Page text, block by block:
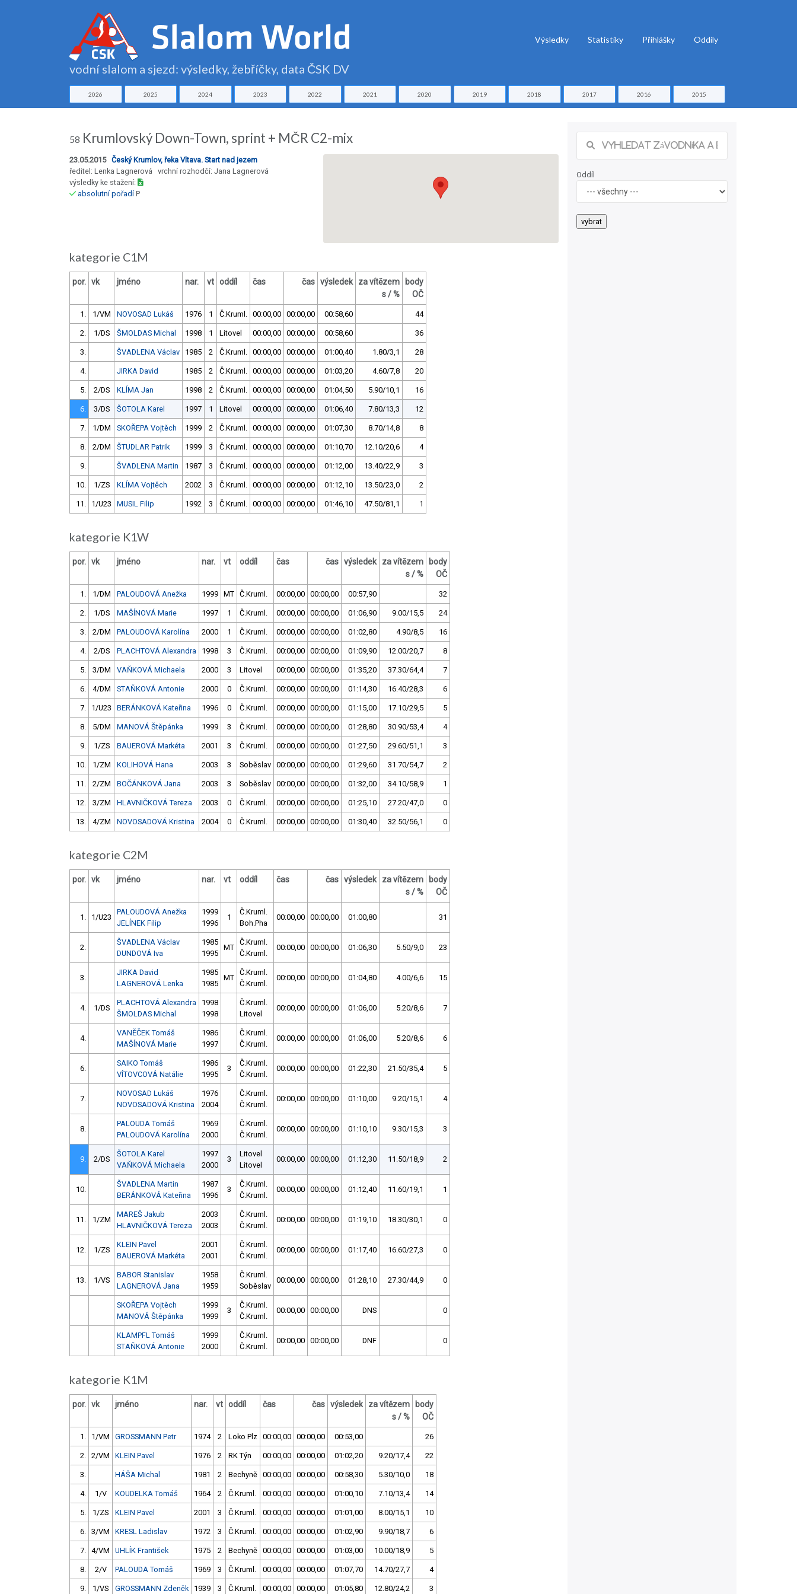
vodní slalom a sjezd: výsledky, žebříčky, data ČSK DV
Výsledky Statistiky Přihlášky Oddíly
2026 2025 2024 2023 2022 2021 2020 2019 2018 2017 2016 2015
58 Krumlovský Down-Town, sprint + MČR C2-mix
23.05.2015 Český Krumlov, řeka Vltava. Start nad jezem
ředitel: Lenka Lagnerová vrchní rozhodčí: Jana Lagnerová
výsledky ke stažení:
absolutní pořadíP
kategorie C1M
por. vk jméno nar. vt oddíl čas čas výsledek
za vítězem
s / %
body
OČ
1. 1/VM NOVOSAD Lukáš 1976 1 Č.Kruml. 00:00,00 00:00,00 00:58,60 44
2. 1/DS ŠMOLDAS Michal 1998 1 Litovel 00:00,00 00:00,00 00:58,60 36
3. ŠVADLENA Václav 1985 2 Č.Kruml. 00:00,00 00:00,00 01:00,40 1.80/3,1 28
4. JIRKA David 1985 2 Č.Kruml. 00:00,00 00:00,00 01:03,20 4.60/7,8 20
5. 2/DS KLÍMA Jan 1998 2 Č.Kruml. 00:00,00 00:00,00 01:04,50 5.90/10,1 16
6. 3/DS ŠOTOLA Karel 1997 1 Litovel 00:00,00 00:00,00 01:06,40 7.80/13,3 12
7. 1/DM SKOŘEPA Vojtěch 1999 2 Č.Kruml. 00:00,00 00:00,00 01:07,30 8.70/14,8 8
8. 2/DM ŠTUDLAR Patrik 1999 3 Č.Kruml. 00:00,00 00:00,00 01:10,70 12.10/20,6 4
9. ŠVADLENA Martin 1987 3 Č.Kruml. 00:00,00 00:00,00 01:12,00 13.40/22,9 3
10. 1/ZS KLÍMA Vojtěch 2002 3 Č.Kruml. 00:00,00 00:00,00 01:12,10 13.50/23,0 2
11. 1/U23 MUSIL Filip 1992 3 Č.Kruml. 00:00,00 00:00,00 01:46,10 47.50/81,1 1
kategorie K1W
por. vk jméno nar. vt oddíl čas čas výsledek
za vítězem
s / %
body
OČ
1. 1/DM PALOUDOVÁ Anežka 1999 MT Č.Kruml. 00:00,00 00:00,00 00:57,90 32
2. 1/DS MAŠÍNOVÁ Marie 1997 1 Č.Kruml. 00:00,00 00:00,00 01:06,90 9.00/15,5 24
3. 2/DM PALOUDOVÁ Karolína 2000 1 Č.Kruml. 00:00,00 00:00,00 01:02,80 4.90/8,5 16
4. 2/DS PLACHTOVÁ Alexandra 1998 3 Č.Kruml. 00:00,00 00:00,00 01:09,90 12.00/20,7 8
5. 3/DM VAŇKOVÁ Michaela 2000 3 Litovel 00:00,00 00:00,00 01:35,20 37.30/64,4 7
6. 4/DM STAŇKOVÁ Antonie 2000 0 Č.Kruml. 00:00,00 00:00,00 01:14,30 16.40/28,3 6
7. 1/U23 BERÁNKOVÁ Kateřina 1996 0 Č.Kruml. 00:00,00 00:00,00 01:15,00 17.10/29,5 5
8. 5/DM MANOVÁ Štěpánka 1999 3 Č.Kruml. 00:00,00 00:00,00 01:28,80 30.90/53,4 4
9. 1/ZS BAUEROVÁ Markéta 2001 3 Č.Kruml. 00:00,00 00:00,00 01:27,50 29.60/51,1 3
10. 1/ZM KOLIHOVÁ Hana 2003 3 Soběslav 00:00,00 00:00,00 01:29,60 31.70/54,7 2
11. 2/ZM BOČÁNKOVÁ Jana 2003 3 Soběslav 00:00,00 00:00,00 01:32,00 34.10/58,9 1
12. 3/ZM HLAVNIČKOVÁ Tereza 2003 0 Č.Kruml. 00:00,00 00:00,00 01:25,10 27.20/47,0 0
13. 4/ZM NOVOSADOVÁ Kristina 2004 0 Č.Kruml. 00:00,00 00:00,00 01:30,40 32.50/56,1 0
kategorie C2M
por. vk jméno nar. vt oddíl čas čas výsledek
za vítězem
s / %
body
OČ
1. 1/U23
PALOUDOVÁ Anežka
JELÍNEK Filip
1999
1996
1
Č.Kruml.
Boh.Pha
00:00,00 00:00,00 01:00,80 31
2.
ŠVADLENA Václav
DUNDOVÁ Iva
1985
1995
MT
Č.Kruml.
Č.Kruml.
00:00,00 00:00,00 01:06,30 5.50/9,0 23
3.
JIRKA David
LAGNEROVÁ Lenka
1985
1985
MT
Č.Kruml.
Č.Kruml.
00:00,00 00:00,00 01:04,80 4.00/6,6 15
4. 1/DS
PLACHTOVÁ Alexandra
ŠMOLDAS Michal
1998
1998
Č.Kruml.
Litovel
00:00,00 00:00,00 01:06,00 5.20/8,6 7
4.
VANĚČEK Tomáš
MAŠÍNOVÁ Marie
1986
1997
Č.Kruml.
Č.Kruml.
00:00,00 00:00,00 01:06,00 5.20/8,6 6
6.
SAIKO Tomáš
VÍTOVCOVÁ Natálie
1986
1995
3
Č.Kruml.
Č.Kruml.
00:00,00 00:00,00 01:22,30 21.50/35,4 5
7.
NOVOSAD Lukáš
NOVOSADOVÁ Kristina
1976
2004
Č.Kruml.
Č.Kruml.
00:00,00 00:00,00 01:10,00 9.20/15,1 4
8.
PALOUDA Tomáš
PALOUDOVÁ Karolína
1969
2000
Č.Kruml.
Č.Kruml.
00:00,00 00:00,00 01:10,10 9.30/15,3 3
9. 2/DS
ŠOTOLA Karel
VAŇKOVÁ Michaela
1997
2000
3
Litovel
Litovel
00:00,00 00:00,00 01:12,30 11.50/18,9 2
10.
ŠVADLENA Martin
BERÁNKOVÁ Kateřina
1987
1996
3
Č.Kruml.
Č.Kruml.
00:00,00 00:00,00 01:12,40 11.60/19,1 1
11. 1/ZM
MAREŠ Jakub
HLAVNIČKOVÁ Tereza
2003
2003
Č.Kruml.
Č.Kruml.
00:00,00 00:00,00 01:19,10 18.30/30,1 0
12. 1/ZS
KLEIN Pavel
BAUEROVÁ Markéta
2001
2001
Č.Kruml.
Č.Kruml.
00:00,00 00:00,00 01:17,40 16.60/27,3 0
13. 1/VS
BABOR Stanislav
LAGNEROVÁ Jana
1958
1959
Č.Kruml.
Soběslav
00:00,00 00:00,00 01:28,10 27.30/44,9 0
SKOŘEPA Vojtěch
MANOVÁ Štěpánka
1999
1999
3
Č.Kruml.
Č.Kruml.
00:00,00 00:00,00 DNS 0
KLAMPFL Tomáš
STAŇKOVÁ Antonie
1999
2000
Č.Kruml.
Č.Kruml.
00:00,00 00:00,00 DNF 0
kategorie K1M
por. vk jméno nar. vt oddíl čas čas výsledek
za vítězem
s / %
body
OČ
1. 1/VM GROSSMANN Petr 1974 2 Loko Plz 00:00,00 00:00,00 00:53,00 26
2. 2/VM KLEIN Pavel 1976 2 RK Týn 00:00,00 00:00,00 01:02,20 9.20/17,4 22
3. HÁŠA Michal 1981 2 Bechyně 00:00,00 00:00,00 00:58,30 5.30/10,0 18
4. 1/V KOUDELKA Tomáš 1964 2 Č.Kruml. 00:00,00 00:00,00 01:00,10 7.10/13,4 14
5. 1/ZS KLEIN Pavel 2001 3 Č.Kruml. 00:00,00 00:00,00 01:01,00 8.00/15,1 10
6. 3/VM KRESL Ladislav 1972 3 Č.Kruml. 00:00,00 00:00,00 01:02,90 9.90/18,7 6
7. 4/VM UHLÍK František 1975 2 Bechyně 00:00,00 00:00,00 01:03,00 10.00/18,9 5
8. 2/V PALOUDA Tomáš 1969 3 Č.Kruml. 00:00,00 00:00,00 01:07,70 14.70/27,7 4
9. 1/VS GROSSMANN Zdeněk 1939 3 Č.Kruml. 00:00,00 00:00,00 01:05,80 12.80/24,2 3
Oddíl